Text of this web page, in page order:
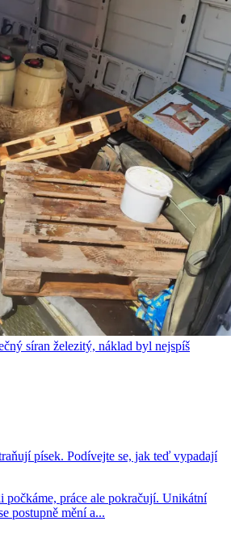
síran železitý, náklad byl nejspíš
písek. Podívejte se, jak teď vypadají
počkáme, práce ale pokračují. Unikátní
postupně mění a...